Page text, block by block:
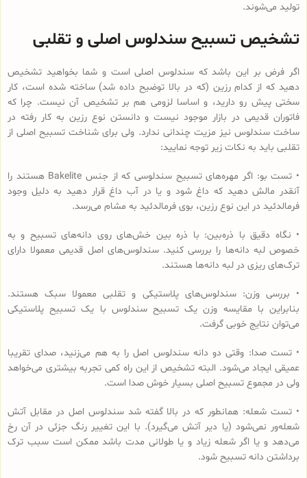
تولید می‌شوند.
تشخیص تسبیح سندلوس اصلی و تقلبی
اگر فرض بر این باشد که سندلوس اصلی است و شما بخواهید تشخیص
دهید که از کدام رزین (که در بالا توضیح داده شد) ساخته شده است، کار
سختی پیش رو دارید، و اساسا لزومی هم بر تشخیص آن نیست. چرا که
فاتوران قدیمی در بازار موجود نیست و دانستن نوع رزین به کار رفته در
ساخت سندلوس نیز مزیت چندانی ندارد. ولی برای شناخت تسبیح اصلی از
تقلبی باید به نکات زیر توجه نمایید:
• تست بو: اگر مهره‌های تسبیح‌ سندلوسی که از جنس Bakelite هستند را
آنقدر مالش دهید که داغ شود و یا در آب داغ قرار دهید به دلیل وجود
فرمالدئید در این نوع رزین، بوی فرمالدئید به مشام می‌رسد.
• نگاه دقیق با ذره‌بین: با ذره بین خش‌های روی دانه‌های تسبیح و به
خصوص لبه دانه‌ها را بررسی کنید. سندلوس‌های اصل قدیمی معمولا دارای
ترک‌های ریزی در لبه دانه‌ها هستند.
• بررسی وزن: سندلوس‌های پلاستیکی و تقلبی معمولا سبک هستند.
بنابراین با مقایسه وزن یک تسبیح سندلوس با یک تسبیح پلاستیکی
می‌توان نتایج خوبی گرفت.
• تست صدا: وقتی دو دانه سندلوس اصل را به هم می‌زنید، صدای تقریبا
عمیقی ایجاد می‌شود. البته تشخیص از این راه کمی تجربه بیشتری می‌خواهد
ولی در مجموع تسبیح اصلی بسیار خوش صدا است.
• تست شعله: همانطور که در بالا گفته شد سندلوس اصل در مقابل آتش
شعله‌ور نمی‌شود (یا دیر آتش می‌گیرد). با این تغییر رنگ جزئی در آن رخ
می‌دهد و یا اگر شعله زیاد و یا طولانی مدت باشد ممکن است سبب ترک
برداشتن دانه تسبیح شود.